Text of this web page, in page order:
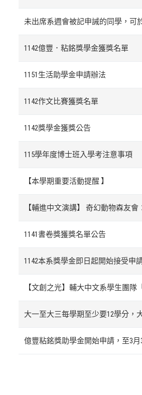
未出席系週會被記申誡的同學，可
1142億豐．粘銘獎學金獲獎名單
1151生活助學金申請辦法
1142作文比賽獲獎名單
1142獎學金獲獎公告
115學年度博士班入學考注意事項
【本學期重要活動提醒 】
【輔進中文演講】 奇幻動物森友
1141書卷獎獲獎名單公告
1142本系獎學金即日起開始接受申
【文創之光】輔大中文系學生團
大一至大三每學期至少要12學分，
億豐粘銘獎助學金開始申請，至3